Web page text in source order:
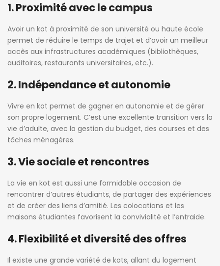
1. Proximité avec le campus
Avoir un kot à proximité de son université ou haute école
permet de réduire le temps de trajet et d’avoir un meilleur
accès aux infrastructures académiques (bibliothèques,
auditoires, restaurants universitaires, etc.).
2. Indépendance et autonomie
Vivre en kot permet de gagner en autonomie et de gérer
son propre logement. C’est une excellente transition vers la
vie d’adulte, avec la gestion du budget, des courses et des
tâches ménagères.
3. Vie sociale et rencontres
La vie en kot est aussi une formidable occasion de
rencontrer d’autres étudiants, de partager des expériences
et de créer des liens d’amitié. Les colocations et les
maisons étudiantes favorisent la convivialité et l’entraide.
4. Flexibilité et diversité des offres
Il existe une grande variété de kots, allant du logement